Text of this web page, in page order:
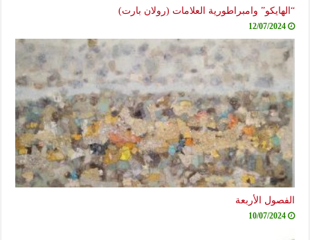
“الهايكو” وامبراطورية العلامات (رولان بارت)
12/07/2024
الفصول الأربعة
10/07/2024